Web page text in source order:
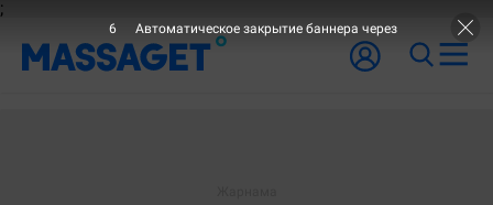
;
6 Автоматическое закрытие баннера через